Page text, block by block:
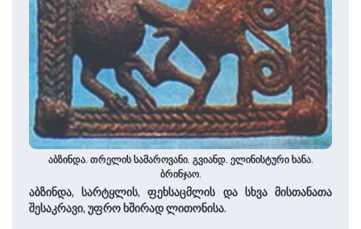
აბზინდა. თრელის სამაროვანი. გვიანდ. ელინისტური ხანა.
ბრინჯაო.
აბზინდა, სარტყლის, ფეხსაცმლის და სხვა მისთანათა
შესაკრავი, უფრო ხშირად ლითონისა.